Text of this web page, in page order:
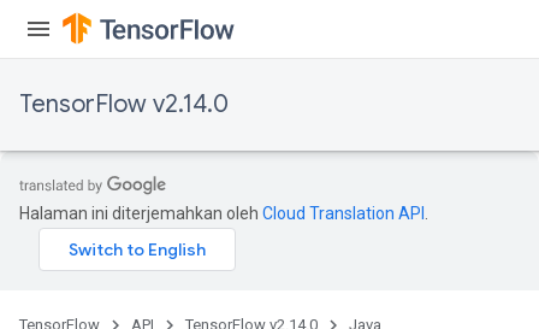
TensorFlow v2.14.0
Halaman ini diterjemahkan oleh Cloud Translation API
TensorFlow API TensorFlow v2.14.0 Java